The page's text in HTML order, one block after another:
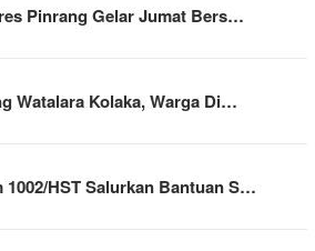
Pinrang Gelar Jumat Bers…
Watalara Kolaka, Warga Di…
1002/HST Salurkan Bantuan S…